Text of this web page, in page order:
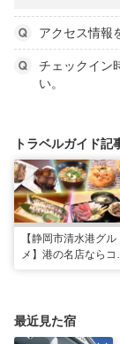
アクセス情報
チェックイン
い。
トラベルガイド記
【静岡市清水港グル
メ】港の名店ならコ
最近見た宿